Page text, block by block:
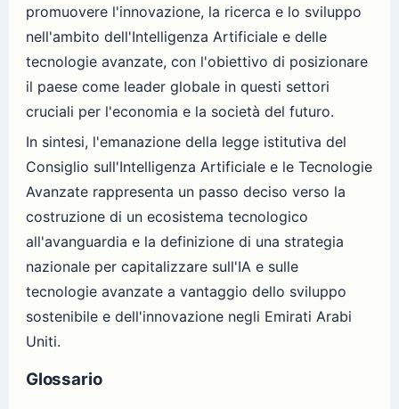
promuovere l'innovazione, la ricerca e lo sviluppo
nell'ambito dell'Intelligenza Artificiale e delle
tecnologie avanzate, con l'obiettivo di posizionare
il paese come leader globale in questi settori
cruciali per l'economia e la società del futuro.
In sintesi, l'emanazione della legge istitutiva del
Consiglio sull'Intelligenza Artificiale e le Tecnologie
Avanzate rappresenta un passo deciso verso la
costruzione di un ecosistema tecnologico
all'avanguardia e la definizione di una strategia
nazionale per capitalizzare sull'IA e sulle
tecnologie avanzate a vantaggio dello sviluppo
sostenibile e dell'innovazione negli Emirati Arabi
Uniti.
Glossario